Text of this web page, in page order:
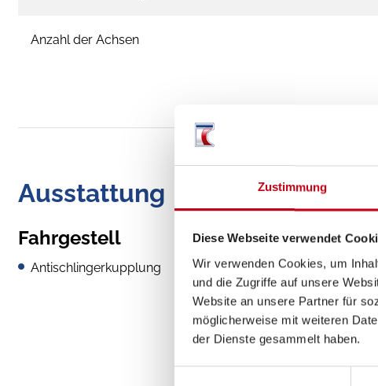
Zustimmung
Diese Webseite verwendet
Wir verwenden Cookies, um
und die Zugriffe auf unsere
Website an unsere Partner für
möglicherweise mit weiteren
der Dienste gesammelt haben.
Anzahl der Achsen
Ausstattung
Fahrgestell
Antischlingerkupplung